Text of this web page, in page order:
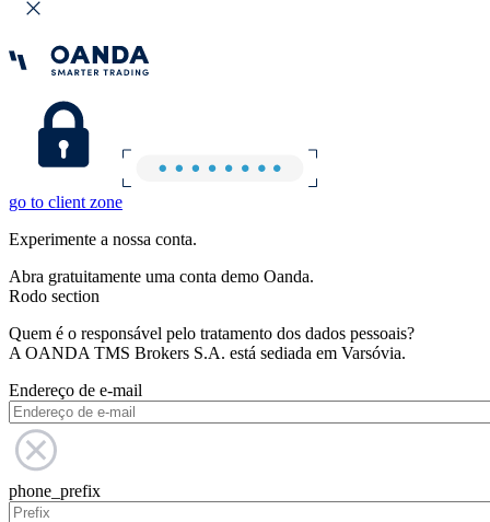
go to client zone
Experimente a nossa conta.
Abra gratuitamente uma conta demo Oanda.
Rodo section
Quem é o responsável pelo tratamento dos dados pessoais?
A OANDA TMS Brokers S.A. está sediada em Varsóvia.
Endereço de e-mail
phone_prefix